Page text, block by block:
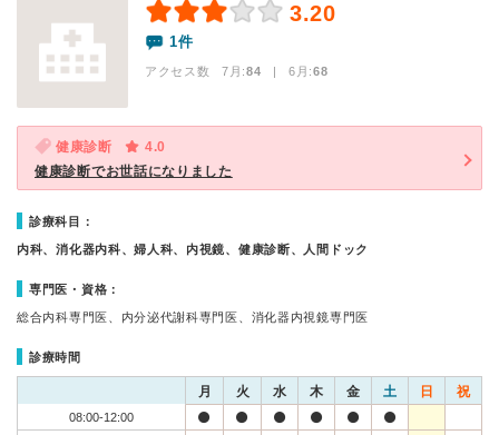
3.20
1件
アクセス数 7月:84 | 6月:68
健康診断
4.0
健康診断でお世話になりました
診療科目：
内科、消化器内科、婦人科、内視鏡、健康診断、人間ドック
専門医・資格：
総合内科専門医、内分泌代謝科専門医、消化器内視鏡専門医
診療時間
月 火 水 木 金 土 日 祝
08:00-12:00